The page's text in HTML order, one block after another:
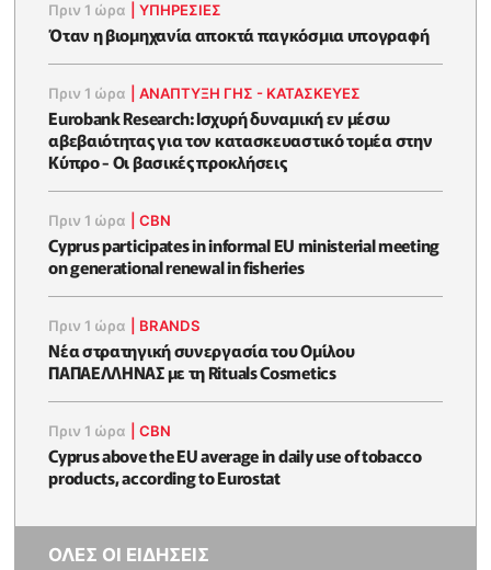
Πριν 1 ώρα |ΥΠΗΡΕΣΙΕΣ
Όταν η βιομηχανία αποκτά παγκόσμια υπογραφή
Πριν 1 ώρα |ΑΝΑΠΤΥΞΗ ΓΗΣ - ΚΑΤΑΣΚΕΥΕΣ
Eurobank Research: Ισχυρή δυναμική εν μέσω
αβεβαιότητας για τον κατασκευαστικό τομέα στην
Κύπρο - Οι βασικές προκλήσεις
Πριν 1 ώρα |CBN
Cyprus participates in informal EU ministerial meeting
on generational renewal in fisheries
Πριν 1 ώρα BRANDS
Νέα στρατηγική συνεργασία του Ομίλου
ΠΑΠΑΕΛΛΗΝΑΣ με τη Rituals Cosmetics
Πριν 1 ώρα |CBN
Cyprus above the EU average in daily use of tobacco
products, according to Eurostat
ΟΛΕΣ ΟΙ ΕΙΔΗΣΕΙΣ